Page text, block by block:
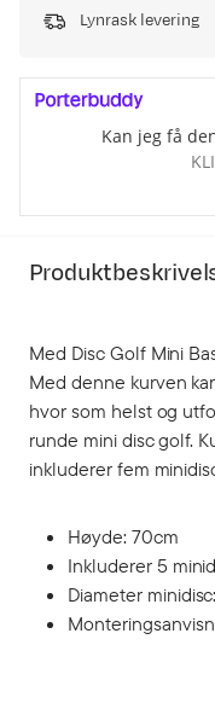
Lynrask levering
Kan jeg få
Med Disc Golf Mini
Med denne kurven
hvor som helst og
runde mini disc golf.
inkluderer fem
Høyde: 70cm
Inkluderer 5
Diameter